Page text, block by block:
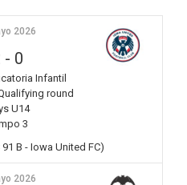
2026
- 0
Infantil
round
U14
3
91 B - Iowa United FC)
2026